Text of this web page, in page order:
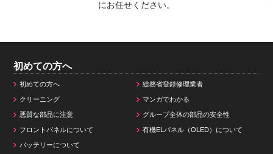
にお任せください。
初めての方へ
初めての方へ 総務省登録修理業者
クリーニング マンガでわかる
悪質な部品に注意 グループ全体の部品の安全性
フロントパネルについて 有機ELパネル（OLED）について
バッテリーについて